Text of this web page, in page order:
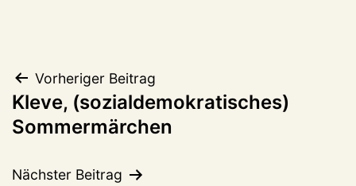
Beitragsnavigation
Vorheriger Beitrag
Kleve, (sozialdemokratisches)
Sommermärchen
Nächster Beitrag